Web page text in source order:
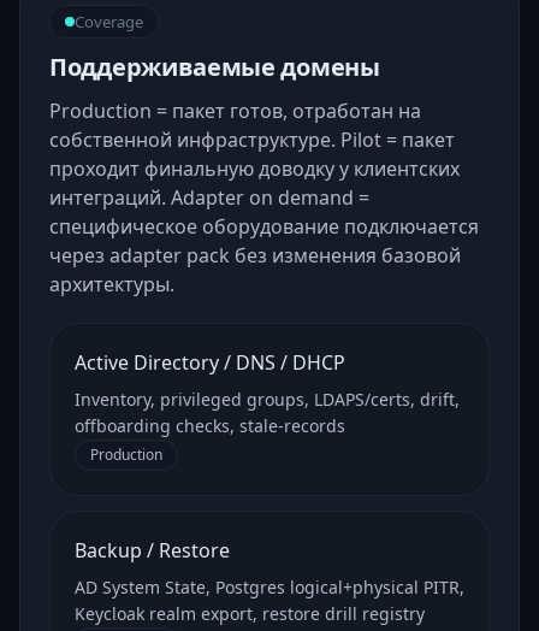
Coverage
Поддерживаемые домены
Production = пакет готов, отработан на
собственной инфраструктуре. Pilot = пакет
проходит финальную доводку у клиентских
интеграций. Adapter on demand =
специфическое оборудование подключается
через adapter pack без изменения базовой
архитектуры.
Active Directory / DNS / DHCP
Inventory, privileged groups, LDAPS/certs, drift,
offboarding checks, stale-records
Production
Backup / Restore
AD System State, Postgres logical+physical PITR,
Keycloak realm export, restore drill registry